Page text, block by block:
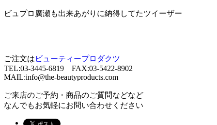
ビュプロ廣瀬も出来あがりに納得してたツイーザー
ご注文は ビューティープロダクツ
TEL:03-3445-6819 FAX:03-5422-8902
MAIL:info@the-beautyproducts.com
ご来店のご予約・商品のご質問などなど
なんでもお気軽にお問い合わせください